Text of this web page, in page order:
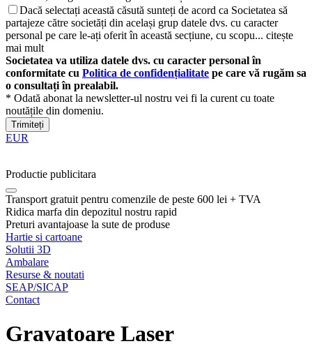
Dacă selectați această căsută sunteți de acord ca Societatea să
partajeze către societăți din același grup datele dvs. cu caracter
personal pe care le-ați oferit în această secțiune, cu scopu... citește
mai mult
Societatea va utiliza datele dvs. cu caracter personal în
conformitate cu Politica de confidențialitate pe care vă rugăm sa
o consultați în prealabil.
* Odată abonat la newsletter-ul nostru vei fi la curent cu toate
noutățile din domeniu.
Trimiteți
EUR
Productie publicitara
Transport gratuit pentru comenzile de peste 600 lei + TVA
Ridica marfa din depozitul nostru rapid
Preturi avantajoase la sute de produse
Hartie si cartoane
Solutii 3D
Ambalare
Resurse & noutati
SEAP/SICAP
Contact
Gravatoare Laser